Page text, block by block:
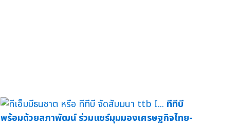
ทีทีบี
พร้อมด้วยสภาพัฒน์ ร่วมแชร์มุมมองเศรษฐกิจไทย-